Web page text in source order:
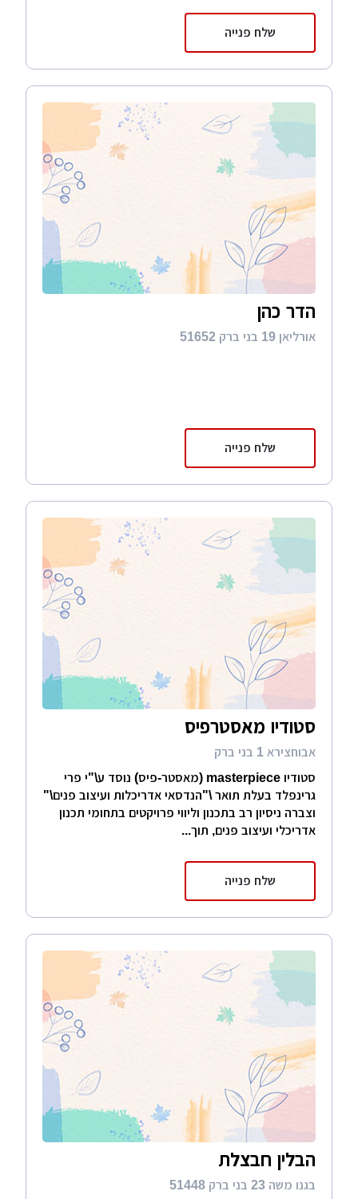
שלח פנייה
הדר כהן
אורליאן 19 בני ברק 51652
שלח פנייה
סטודיו מאסטרפיס
אבוחצירא 1 בני ברק
סטודיו masterpiece (מאסטר-פיס) נוסד ע\"י פרי
גרינפלד בעלת תואר \"הנדסאי אדריכלות ועיצוב פנים\"
וצברה ניסיון רב בתכנון וליווי פרויקטים בתחומי תכנון
אדריכלי ועיצוב פנים, תוך...
שלח פנייה
הבלין חבצלת
בגנו משה 23 בני ברק 51448